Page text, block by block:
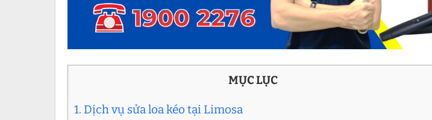
MỤC LỤC
1. Dịch vụ sửa loa kéo tại Limosa